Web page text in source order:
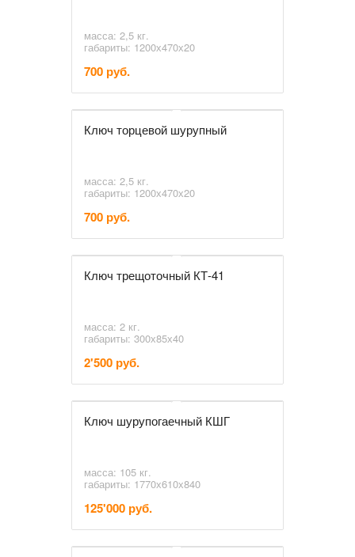
масса: 2,5 кг.
габариты: 1200х470х20
700 руб.
Ключ торцевой шурупный
масса: 2,5 кг.
габариты: 1200х470х20
700 руб.
Ключ трещоточный КТ-41
масса: 2 кг.
габариты: 300х85х40
2'500 руб.
Ключ шурупогаечный КШГ
масса: 105 кг.
габариты: 1770х610х840
125'000 руб.